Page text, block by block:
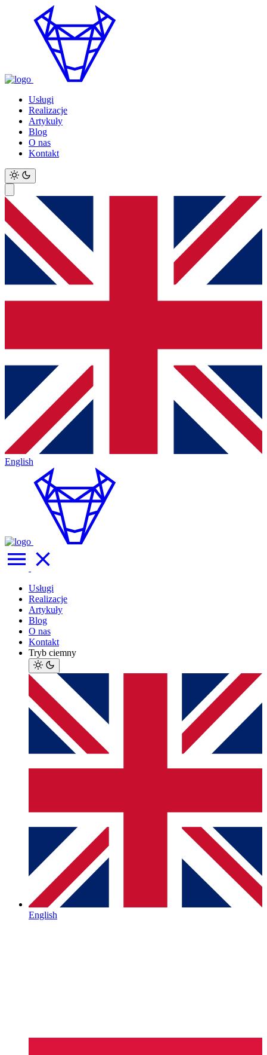
Usługi
Realizacje
Artykuły
Blog
O nas
Kontakt
English
Usługi
Realizacje
Artykuły
Blog
O nas
Kontakt
Tryb ciemny
English